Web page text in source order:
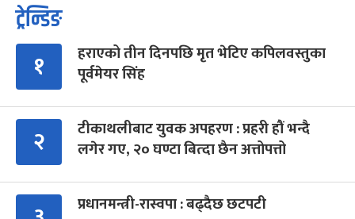
ट्रेन्डिङ
१
हराएको तीन दिनपछि मृत भेटिए कपिलवस्तुका
पूर्वमेयर सिंह
२
टीकाथलीबाट युवक अपहरण : प्रहरी हौं भन्दै
लगेर गए, २० घण्टा बित्दा छैन अत्तोपत्तो
प्रधानमन्त्री-रास्वपा : बढ्दैछ छटपटी